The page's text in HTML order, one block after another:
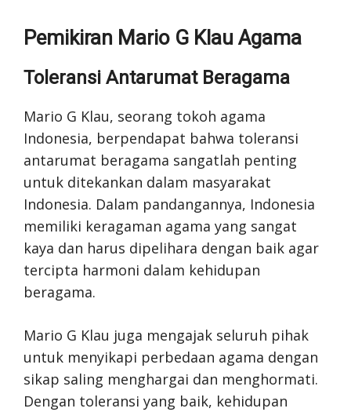
Pemikiran Mario G Klau Agama
Toleransi Antarumat Beragama
Mario G Klau, seorang tokoh agama
Indonesia, berpendapat bahwa toleransi
antarumat beragama sangatlah penting
untuk ditekankan dalam masyarakat
Indonesia. Dalam pandangannya, Indonesia
memiliki keragaman agama yang sangat
kaya dan harus dipelihara dengan baik agar
tercipta harmoni dalam kehidupan
beragama.
Mario G Klau juga mengajak seluruh pihak
untuk menyikapi perbedaan agama dengan
sikap saling menghargai dan menghormati.
Dengan toleransi yang baik, kehidupan